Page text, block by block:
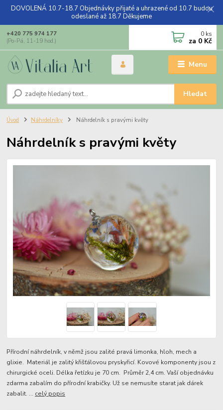
DOVOLENÁ 10.7-18.7 Objednávky přijaté a uhrazené od 10.7 budou
odeslané až 18.7 Děkujeme
Menu
Hledat
+420 775 974 177
(Po-Pá, 11-19 hod.)
0 ks
za 0 Kč
Úvod Náhrdelníky Náhrdelník s pravými květy
Náhrdelník s pravými květy
Přírodní náhrdelník, v němž jsou zalité pravá limonka, hloh, mech a
glixie. Materiál je zalitý křišťálovou pryskyřicí. Kovové komponenty jsou z
chirurgické oceli. Délka řetízku je 70 cm. Průměr 2,4 cm. Vaší objednávku
zdarma zabalím do přírodní krabičky. Už se nemusíte starat jak dárek
zabalit. ... celý popis